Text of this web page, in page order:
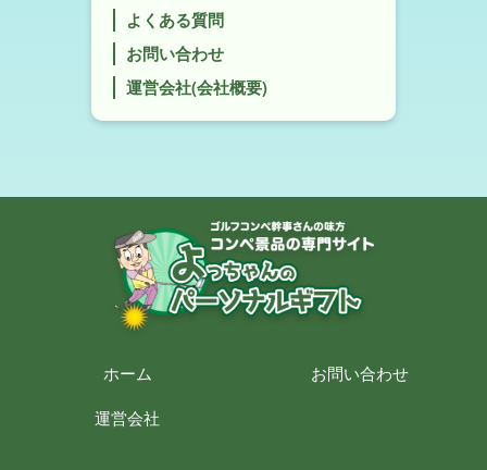
よくある質問
お問い合わせ
運営会社(会社概要)
ホーム
お問い合わせ
運営会社